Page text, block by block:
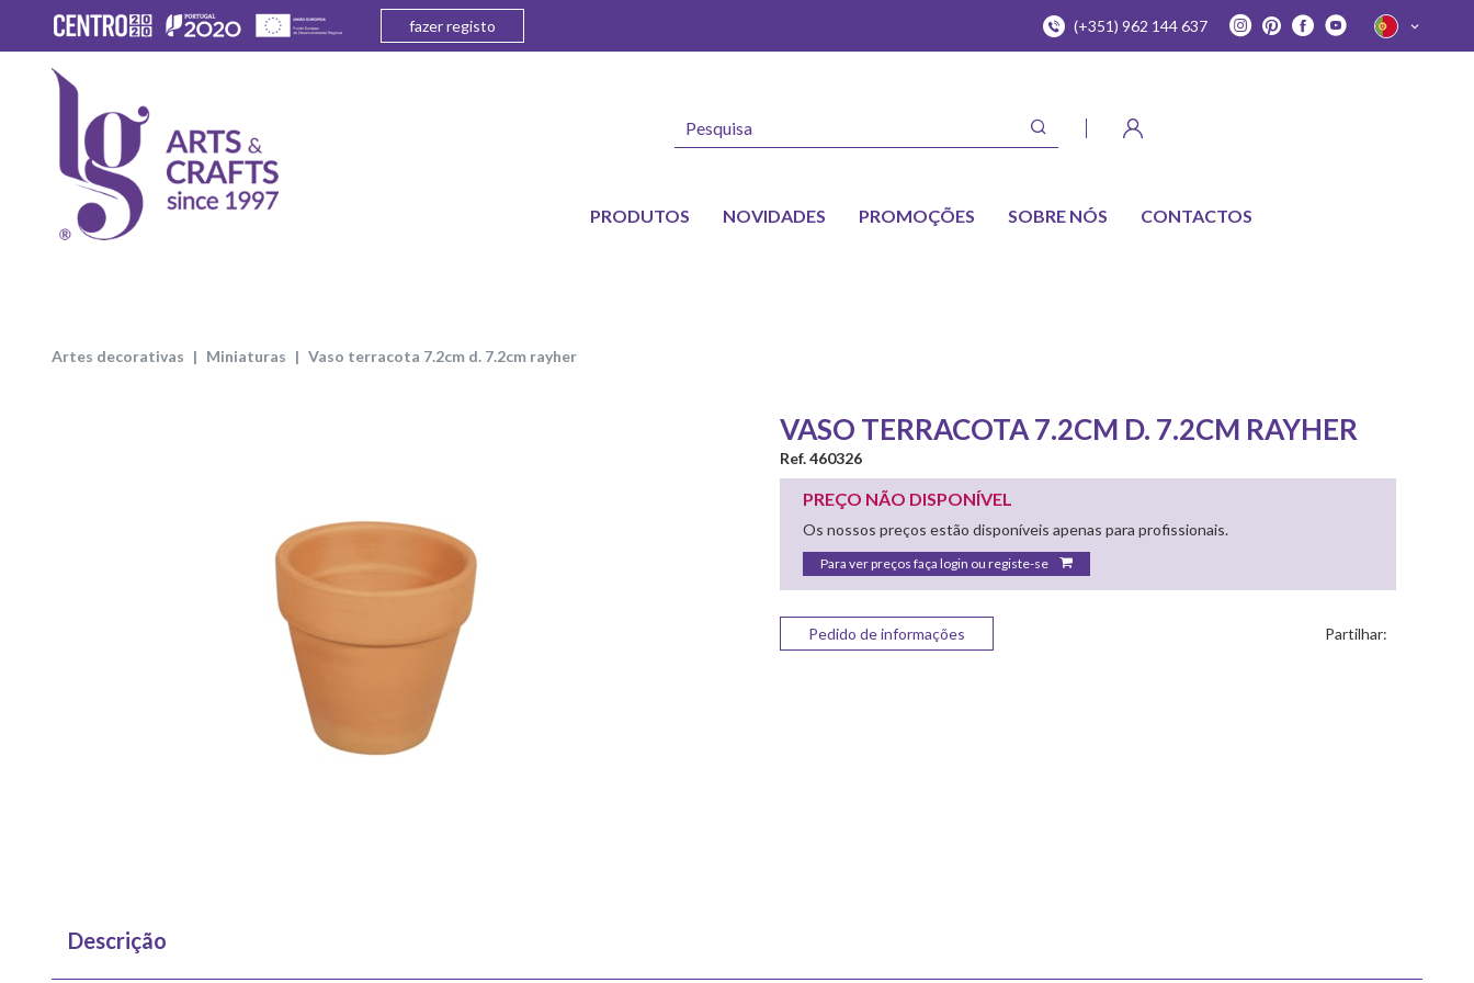
fazer registo (+351) 962 144 637
PRODUTOS NOVIDADES PROMOÇÕES SOBRE NÓS CONTACTOS
artes decorativas miniaturas vaso terracota 7.2cm d. 7.2cm rayher
VASO TERRACOTA 7.2CM D. 7.2CM RAYHER
Ref. 460326
PREÇO NÃO DISPONÍVEL
Os nossos preços estão disponíveis apenas para profissionais.
Para ver preços faça login ou registe-se
Pedido de informações Partilhar:
Descrição